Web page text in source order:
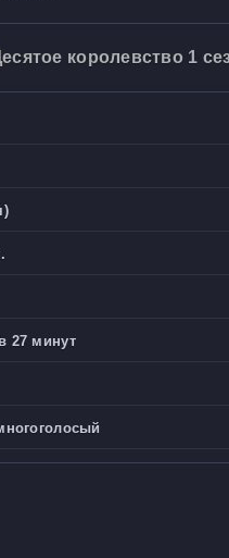
королевство 1
27 минут